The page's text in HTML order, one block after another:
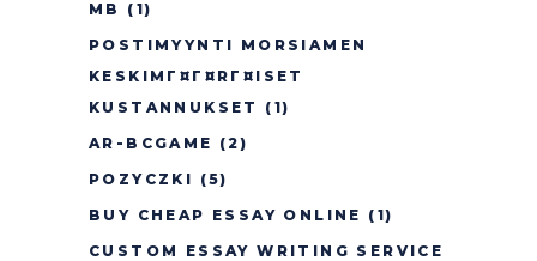
MB
(1)
POSTIMYYNTI MORSIAMEN
KESKIMГ¤Г¤RГ¤ISET
KUSTANNUKSET
(1)
AR-BCGAME (2)
POZYCZKI (5)
BUY CHEAP ESSAY ONLINE (1)
CUSTOM ESSAY WRITING SERVICE